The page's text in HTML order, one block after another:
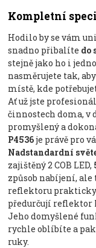
Kompletní
Hodilo by se vám
snadno přibalíte do
stejně jako ho i
nasměrujete tak,
místě, kde
Ať už jste
činnostech doma, v
promyšlený a
P4536je právě pro
Nadstandardní
zajištěný 2 COB LED,
způsob nabíjení, ale
reflektoru prakticky
předurčují reflektor
Jeho domyšlené
rychle oblíbíte a
ruky.